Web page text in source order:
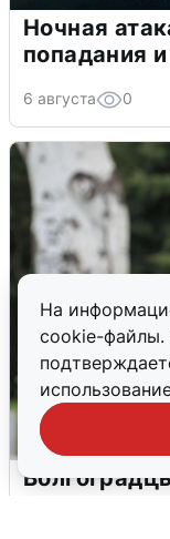
На
cookie-файлы.
Ночная
попадания
6 августа 0